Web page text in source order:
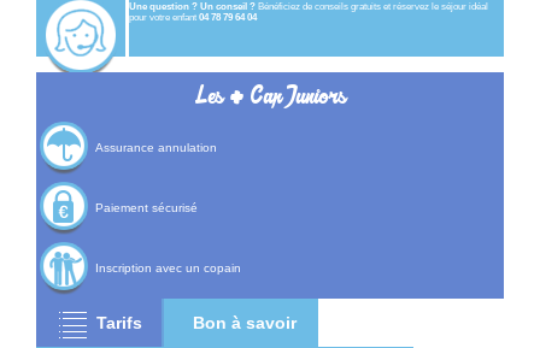
Une question ? Un conseil ? Bénéficiez de conseils gratuits et réservez le séjour idéal
pour votre enfant 04 78 79 64 04
Les+Cap Juniors
Assurance annulation
Paiement sécurisé
Inscription avec un copain
Tarifs Bon à savoir